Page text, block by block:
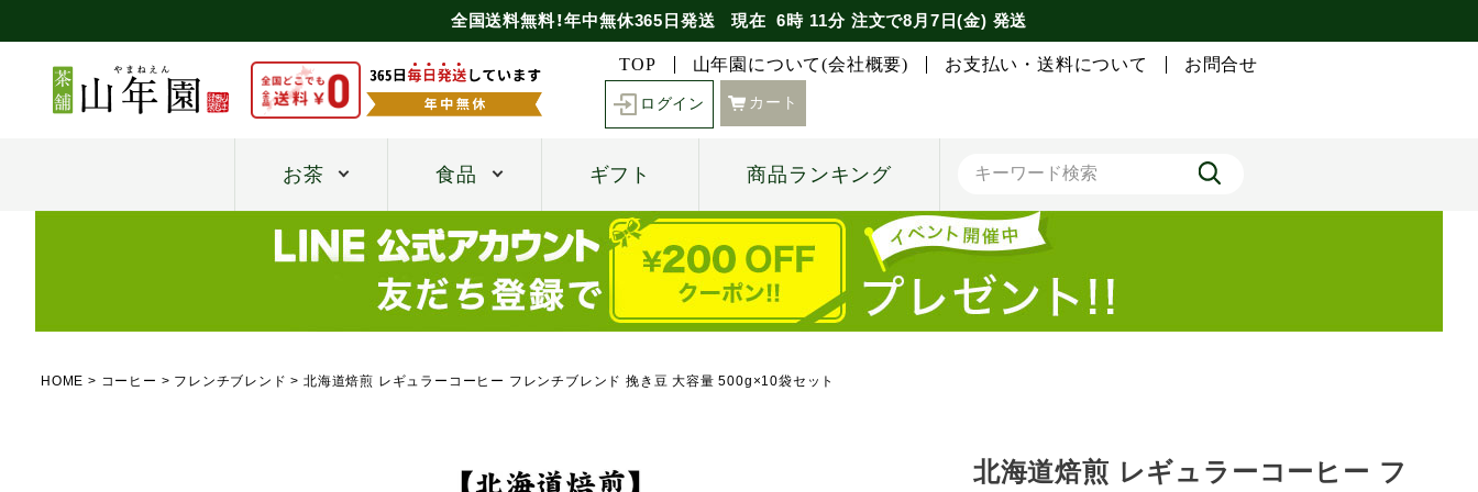
全国送料無料！年中無休365日発送 現在 6時 11分注文で8月7日(金) 発送
TOP 山年園について(会社概要) お支払い・送料について お問合せ
ログイン カート
お茶 食品 ギフト 商品ランキング
HOME コーヒー フレンチブレンド 北海道焙煎 レギュラーコーヒー フレンチブレンド 挽き豆 大容量 500g×10袋セット
北海道焙煎 レギュラーコーヒー フ